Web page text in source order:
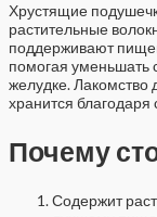
Хрустящие
растительные
поддерживают
помогая уменьшать
желудке. Лакомство
хранится благодаря
Почему
Содержит